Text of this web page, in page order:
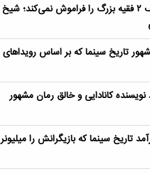
تاریخ حوزه علمیه نجف ۲ فقیه بزرگ را فراموش نمی‌کند؛ شیخ
تاریخ سینما که بر اساس رویداهای
نویسنده کانادایی و خالق رمان مشهور
پردرآمد تاریخ سینما که بازیگرانش را میلیونر